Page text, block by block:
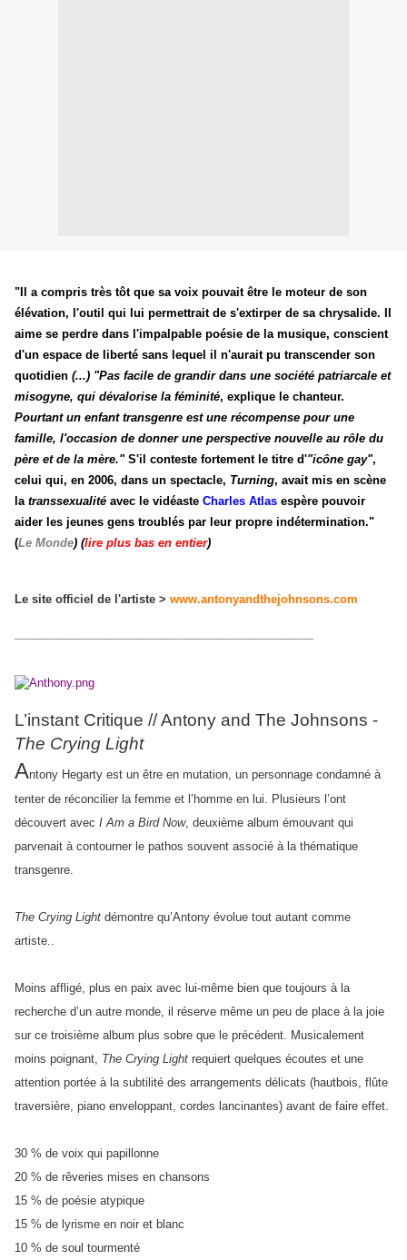
"Il a compris très tôt que sa voix pouvait être le moteur de son
élévation, l'outil qui lui permettrait de s'extirper de sa chrysalide. Il
aime se perdre dans l'impalpable poésie de la musique, conscient
d'un espace de liberté sans lequel il n'aurait pu transcender son
quotidien (...) "Pas facile de grandir dans une société patriarcale et
misogyne, qui dévalorise la féminité, explique le chanteur.
Pourtant un enfant transgenre est une récompense pour une
famille, l'occasion de donner une perspective nouvelle au rôle du
père et de la mère."S'il conteste fortement le titre d'"icône gay",
celui qui, en 2006, dans un spectacle, Turning, avait mis en scène
la transsexualité avec le vidéaste Charles Atlas espère pouvoir
aider les jeunes gens troublés par leur propre indétermination."
(Le Monde) (lire plus bas en entier)
Le site officiel de l'artiste > www.antonyandthejohnsons.com
L’instant Critique // Antony and The Johnsons -
The Crying Light
Antony Hegarty est un être en mutation, un personnage condamné à
tenter de réconcilier la femme et l’homme en lui. Plusieurs l’ont
découvert avec I Am a Bird Now, deuxième album émouvant qui
parvenait à contourner le pathos souvent associé à la thématique
transgenre.
The Crying Light démontre qu’Antony évolue tout autant comme
artiste..
Moins affligé, plus en paix avec lui-même bien que toujours à la
recherche d’un autre monde, il réserve même un peu de place à la joie
sur ce troisième album plus sobre que le précédent. Musicalement
moins poignant, The Crying Light requiert quelques écoutes et une
attention portée à la subtilité des arrangements délicats (hautbois, flûte
traversière, piano enveloppant, cordes lancinantes) avant de faire effet.
30 % de voix qui papillonne
20 % de rêveries mises en chansons
15 % de poésie atypique
15 % de lyrisme en noir et blanc
10 % de soul tourmenté